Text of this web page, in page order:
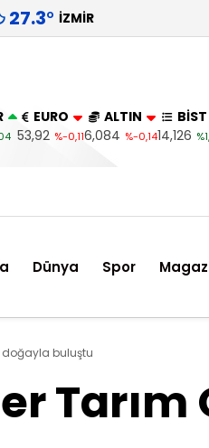
27.3° İZMIR
EURO
53,92 %-0,11
ALTIN
6,084 %-0,14
BİST
14,126
Dünya Spor
doğayla buluştu